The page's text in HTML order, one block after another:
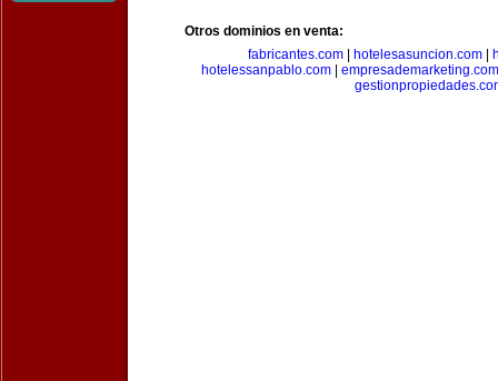
Otros dominios en venta:
fabricantes.com
hotelesasuncion.com
hotelessanpablo.com| empresademarketing.com